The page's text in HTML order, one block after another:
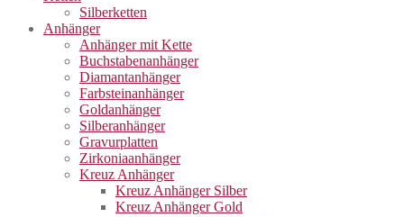
Silberketten
Anhänger
Anhänger mit Kette
Buchstabenanhänger
Diamantanhänger
Farbsteinanhänger
Goldanhänger
Silberanhänger
Gravurplatten
Zirkoniaanhänger
Kreuz Anhänger
Kreuz Anhänger Silber
Kreuz Anhänger Gold